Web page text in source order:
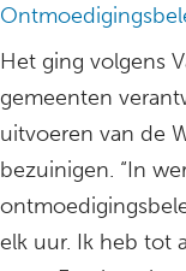
Het ging volgens
gemeenten
uitvoeren van de
bezuinigen. “In
elk uur. Ik heb tot